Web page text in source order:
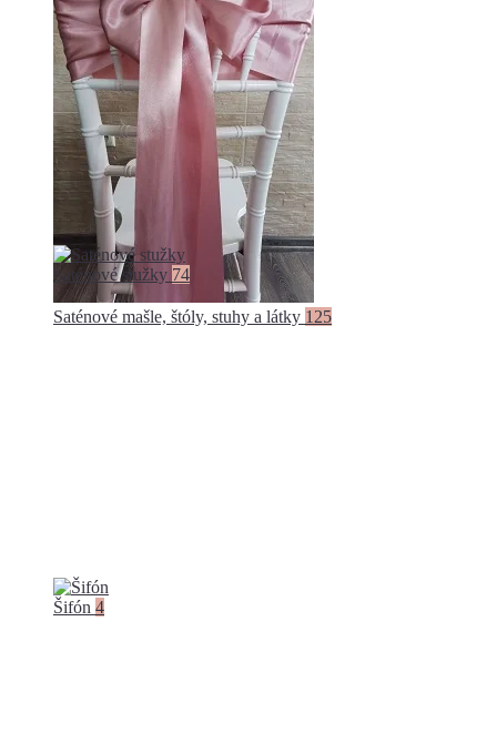
Saténové mašle, štóly, stuhy a látky 125
Saténové stužky 74
Šifón 4